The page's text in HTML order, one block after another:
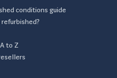
conditions guide
to Z